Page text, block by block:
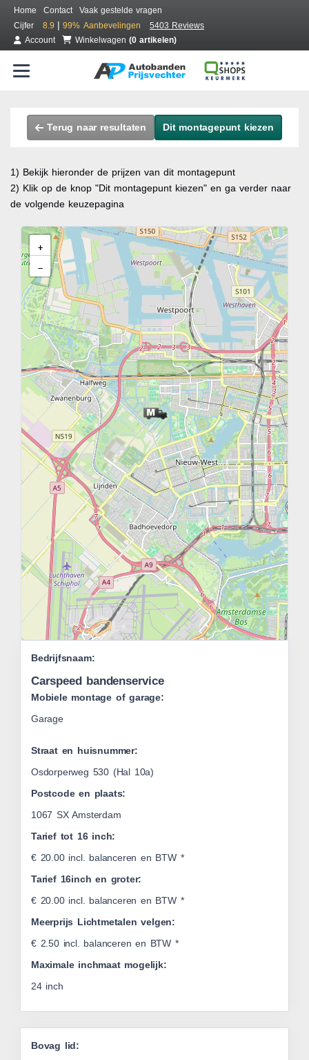
Home Contact
Vaak gestelde vragen
Cijfer
8.9 | 99% Aanbevelingen
5403 Reviews
Account
Winkelwagen (0 artikelen)
Terug naar resultaten Dit montagepunt kiezen
1) Bekijk hieronder de prijzen van dit montagepunt
2) Klik op de knop "Dit montagepunt kiezen" en ga verder naar
de volgende keuzepagina
+
−
Bedrijfsnaam:
Carspeed bandenservice
Mobiele montage of garage:
Garage
Straat en huisnummer:
Osdorperweg 530 (Hal 10a)
Postcode en plaats:
1067 SX Amsterdam
Tarief tot 16 inch:
€ 20.00 incl. balanceren en BTW *
Tarief 16inch en groter:
€ 20.00 incl. balanceren en BTW *
Meerprijs Lichtmetalen velgen:
€ 2.50 incl. balanceren en BTW *
Maximale inchmaat mogelijk:
24 inch
Bovag lid: